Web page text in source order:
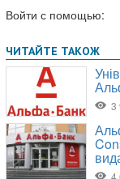
Войти с помощью: